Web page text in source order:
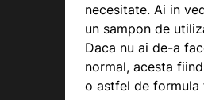
necesitate. Ai in
un sampon de
Daca nu ai de-a
normal, acesta
o astfel de